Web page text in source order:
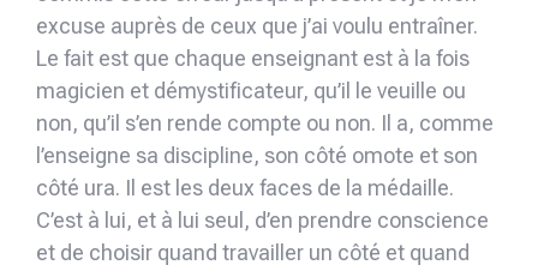
excuse auprès de ceux que j’ai voulu entraîner.
Le fait est que chaque enseignant est à la fois
magicien et démystificateur, qu’il le veuille ou
non, qu’il s’en rende compte ou non. Il a, comme
l’enseigne sa discipline, son côté omote et son
côté ura. Il est les deux faces de la médaille.
C’est à lui, et à lui seul, d’en prendre conscience
et de choisir quand travailler un côté et quand